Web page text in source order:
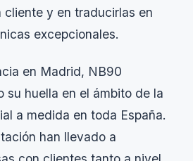
y en traducirlas en
excepcionales.
en Madrid, NB90
su huella en el ámbito de la
a medida en toda España.
han llevado a